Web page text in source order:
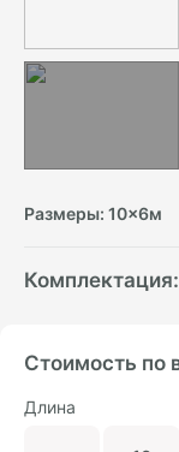
Размеры: 10×6м
Комплектация:
Стоимость по
Длина